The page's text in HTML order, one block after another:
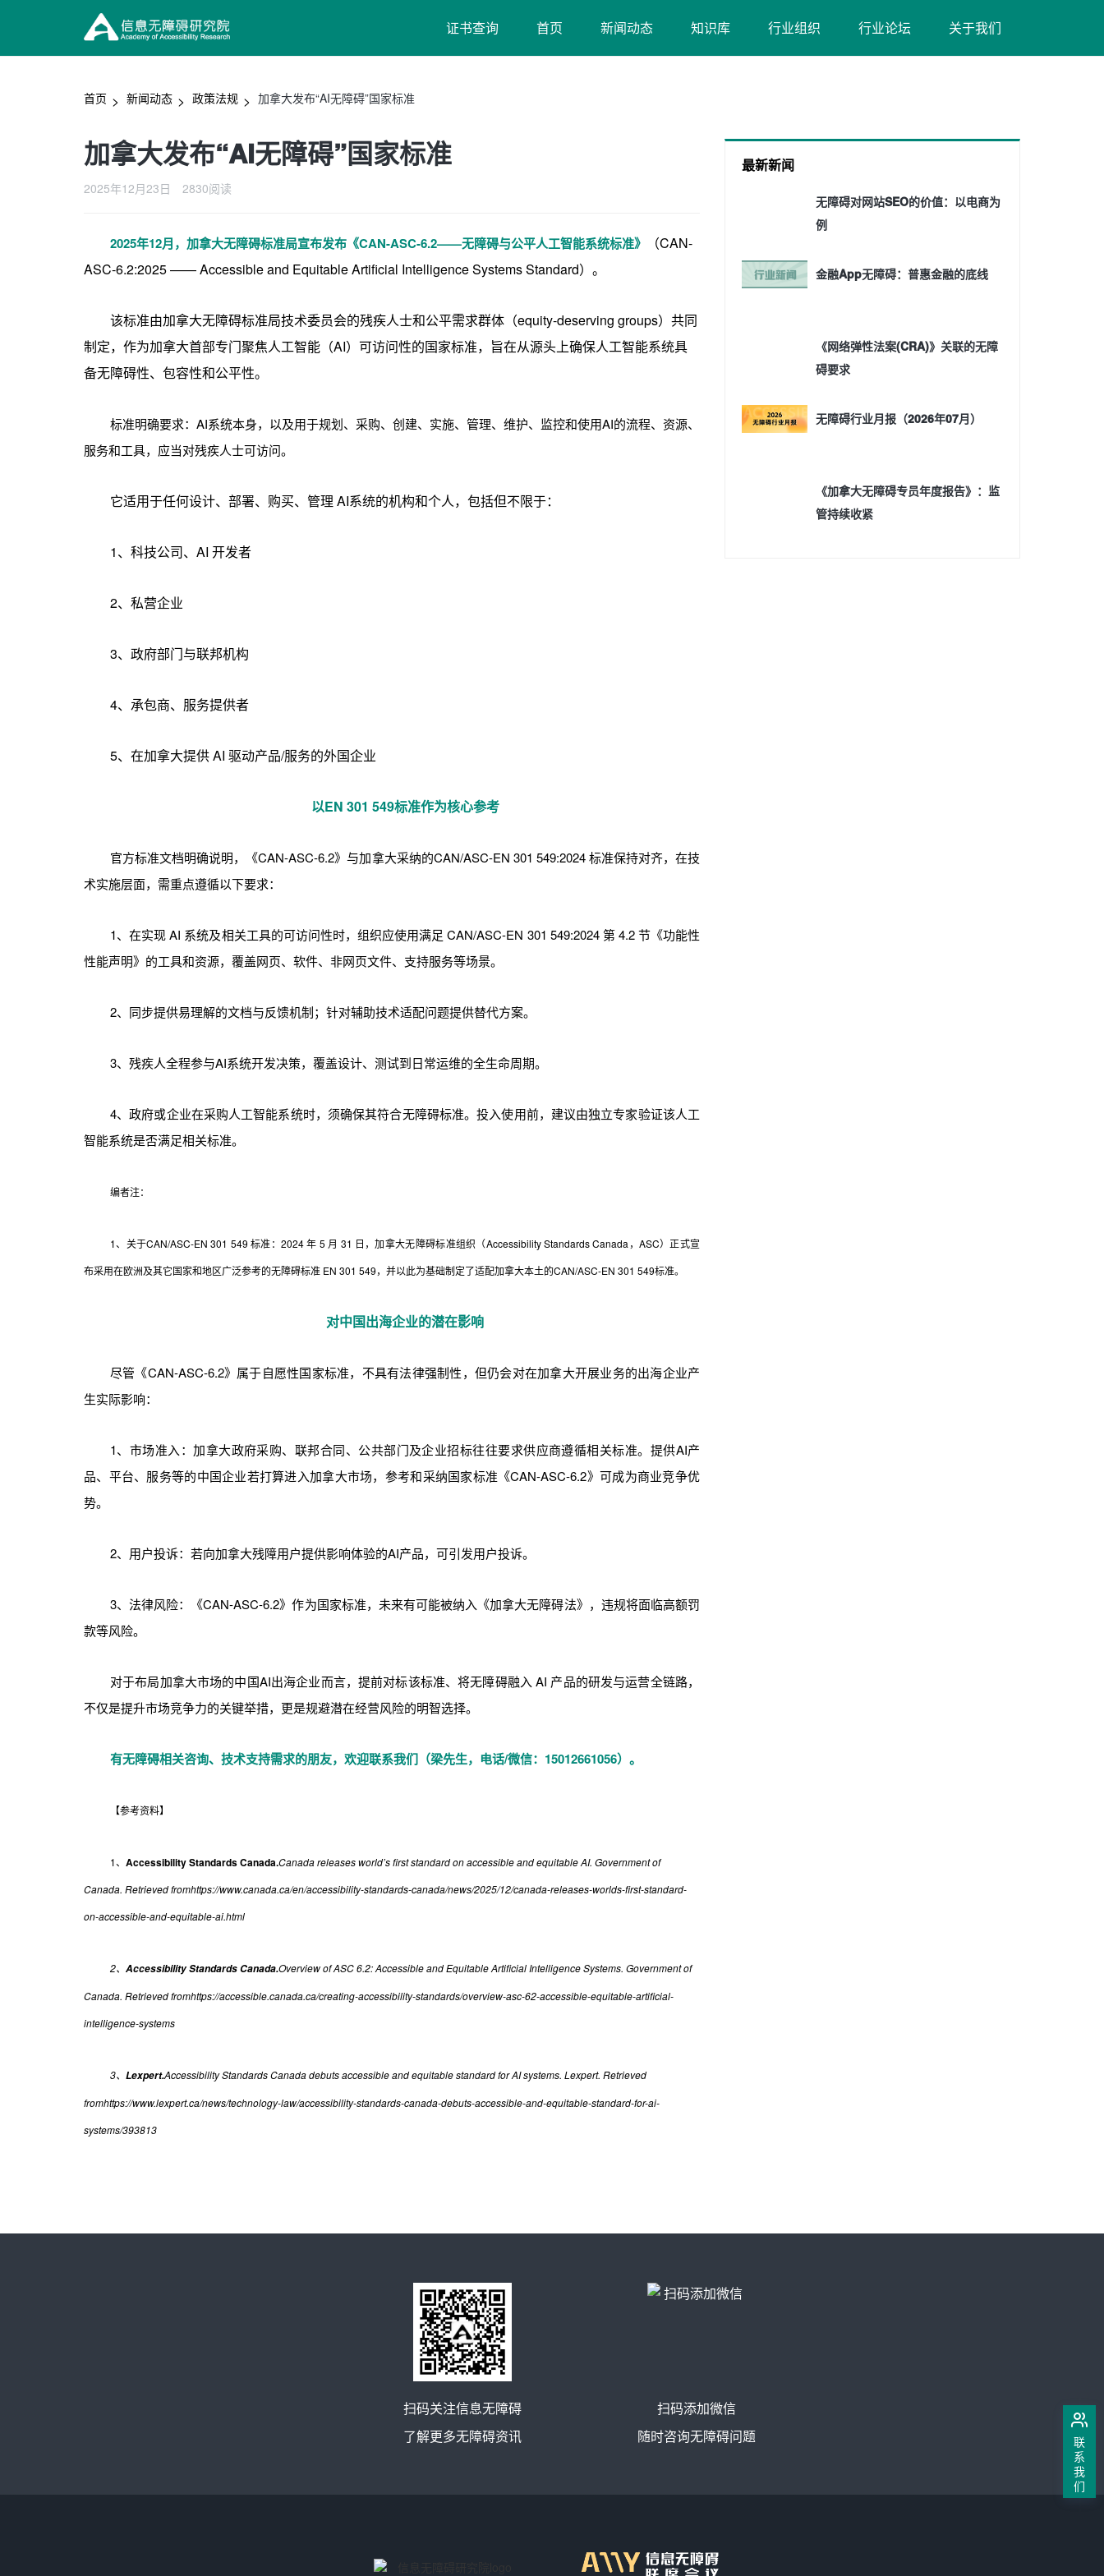
证书查询 首页 新闻动态 知识库 行业组织
窗
行业论坛（在
窗
关于我们
首页 新闻动态 政策法规 加拿大发布“AI无障碍”国家标准
加拿大发布“AI无障碍”国家标准
2025年12月23日 2830阅读
2025年12月，加拿大无障碍标准局宣布发布《CAN-ASC-6.2——无障碍与公平人工智能系统标准》
（CAN-
ASC-6.2:2025 —— Accessible and Equitable Artificial Intelligence Systems Standard）。
该标准由加拿大无障碍标准局技术委员会的残疾人士和公平需求群体（equity-deserving groups）共同
制定，作为加拿大首部专门聚焦人工智能（AI）可访问性的国家标准，旨在从源头上确保人工智能系统具
备无障碍性、包容性和公平性。
标准明确要求：AI系统本身，以及用于规划、采购、创建、实施、管理、维护、监控和使用AI的流程、资源、
服务和工具，应当对残疾人士可访问。
它适用于任何设计、部署、购买、管理 AI系统的机构和个人，包括但不限于：
1、科技公司、AI 开发者
2、私营企业
3、政府部门与联邦机构
4、承包商、服务提供者
5、在加拿大提供 AI 驱动产品/服务的外国企业
以EN 301 549标准作为核心参考
官方标准文档明确说明，《CAN-ASC-6.2》与加拿大采纳的CAN/ASC-EN 301 549:2024 标准保持对齐，在技
术实施层面，需重点遵循以下要求：
1、在实现 AI 系统及相关工具的可访问性时，组织应使用满足 CAN/ASC-EN 301 549:2024 第 4.2 节《功能性
性能声明》的工具和资源，覆盖网页、软件、非网页文件、支持服务等场景。
2、同步提供易理解的文档与反馈机制；针对辅助技术适配问题提供替代方案。
3、残疾人全程参与AI系统开发决策，覆盖设计、测试到日常运维的全生命周期。
4、政府或企业在采购人工智能系统时，须确保其符合无障碍标准。投入使用前，建议由独立专家验证该人工
智能系统是否满足相关标准。
编者注：
1、关于CAN/ASC-EN 301 549 标准：2024 年 5 月 31 日，加拿大无障碍标准组织（Accessibility Standards Canada，ASC）正式宣
布采用在欧洲及其它国家和地区广泛参考的无障碍标准 EN 301 549，并以此为基础制定了适配加拿大本土的CAN/ASC-EN 301 549标准。
对中国出海企业的潜在影响
尽管《CAN-ASC-6.2》属于自愿性国家标准，不具有法律强制性，但仍会对在加拿大开展业务的出海企业产
生实际影响：
1、市场准入：加拿大政府采购、联邦合同、公共部门及企业招标往往要求供应商遵循相关标准。提供AI产
品、平台、服务等的中国企业若打算进入加拿大市场，参考和采纳国家标准《CAN-ASC-6.2》可成为商业竞争优
势。
2、用户投诉：若向加拿大残障用户提供影响体验的AI产品，可引发用户投诉。
3、法律风险：《CAN-ASC-6.2》作为国家标准，未来有可能被纳入《加拿大无障碍法》，违规将面临高额罚
款等风险。
对于布局加拿大市场的中国AI出海企业而言，提前对标该标准、将无障碍融入 AI 产品的研发与运营全链路，
不仅是提升市场竞争力的关键举措，更是规避潜在经营风险的明智选择。
有无障碍相关咨询、技术支持需求的朋友，欢迎联系我们（梁先生，电话/微信：15012661056）。
【参考资料】
1、 Accessibility Standards Canada.Canada releases world’s first standard on accessible and equitable AI. Government of
Canada. Retrieved fromhttps://www.canada.ca/en/accessibility-standards-canada/news/2025/12/canada-releases-worlds-first-standard-
on-accessible-and-equitable-ai.html
2、 Accessibility Standards Canada.Overview of ASC 6.2: Accessible and Equitable Artificial Intelligence Systems. Government of
Canada. Retrieved fromhttps://accessible.canada.ca/creating-accessibility-standards/overview-asc-62-accessible-equitable-artificial-
intelligence-systems
3、 Lexpert.Accessibility Standards Canada debuts accessible and equitable standard for AI systems. Lexpert. Retrieved
fromhttps://www.lexpert.ca/news/technology-law/accessibility-standards-canada-debuts-accessible-and-equitable-standard-for-ai-
systems/393813
最新新闻
无障碍对网站SEO的价值：以电商为
例
金融App无障碍：普惠金融的底线
《网络弹性法案(CRA)》关联的无障
碍要求
无障碍行业月报（2026年07月）
《加拿大无障碍专员年度报告》：监
管持续收紧
扫码关注信息无障碍
了解更多无障碍资讯
扫码添加微信
随时咨询无障碍问题
联
系
我
们